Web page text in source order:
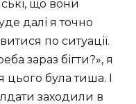
що вони
далі я точно
по ситуації.
зараз бігти?», я
цього була тиша. І
заходили в